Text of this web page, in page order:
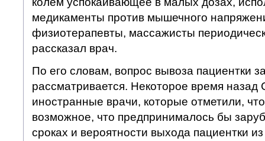
медикаменты против мышечного
физиотерапевты, массажисты
рассказал врач.
По его словам, вопрос вывоза пациентки
рассматривается. Некоторое время назад
иностранные врачи, которые отметили,
возможное, что предпринималось бы
сроках и вероятности выхода пациентки